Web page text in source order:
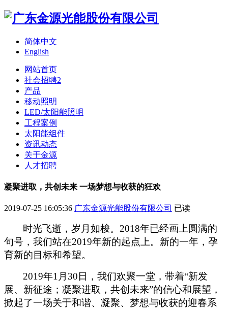
简体中文
English
网站首页
社会招聘2
产品
移动照明
LED/太阳能照明
工程案例
太阳能组件
资讯动态
关于金源
人才招聘
凝聚进取，共创未来 一场梦想与收获的狂欢
2019-07-25 16:05:36 广东金源光能股份有限公司 已读
时光飞逝，岁月如梭。 2018年已经画上圆满的
句号，我们站在2019年新的起点上。新的一年，孕
育新的目标和希望。
2019年1月30日，我们欢聚一堂，带着“新发
展、新征途；凝聚进取，共创未来”的信心和展望，
掀起了一场关于和谐、凝聚、梦想与收获的迎春系